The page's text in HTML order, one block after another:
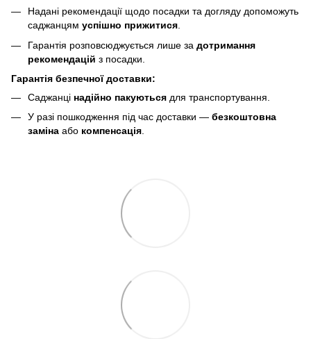
Надані рекомендації щодо посадки та догляду допоможуть
саджанцям успішно прижитися
Гарантія розповсюджується лише за дотримання
рекомендацій з посадки.
Гарантія безпечної доставки:
Саджанці надійно пакуються для транспортування.
У разі пошкодження під час доставки — безкоштовна
заміна або компенсація.